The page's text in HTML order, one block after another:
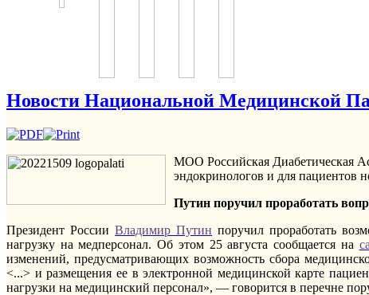
Новости Национальной Медицинской
МОО Российская Диабетическая
эндокринологов и для пациентов
Путин поручил проработать
Президент РоссииВладимир Путин поручил проработать
нагрузку на медперсонал. Об этом 25 августа сообщается на
изменений, предусматривающих возможность сбора
<...> и размещения ее в электронной медицинской карте
нагрузки на медицинский персонал», — говорится в перечне